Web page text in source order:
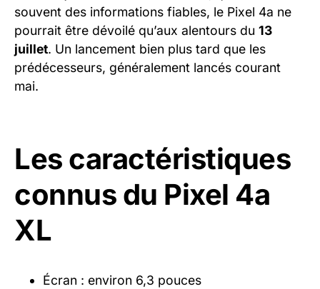
souvent des informations fiables, le Pixel 4a ne
pourrait être dévoilé qu’aux alentours du 13
juillet. Un lancement bien plus tard que les
prédécesseurs, généralement lancés courant
mai.
Les caractéristiques
connus du Pixel 4a
XL
Écran : environ 6,3 pouces